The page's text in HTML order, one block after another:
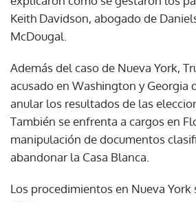
Keith Davidson, abogado de
McDougal.
Además del caso de Nueva York,
acusado en Washington y Georgia
anular los resultados de las
También se enfrenta a cargos en
manipulación de documentos
abandonar la Casa Blanca.
Los procedimientos en Nueva York